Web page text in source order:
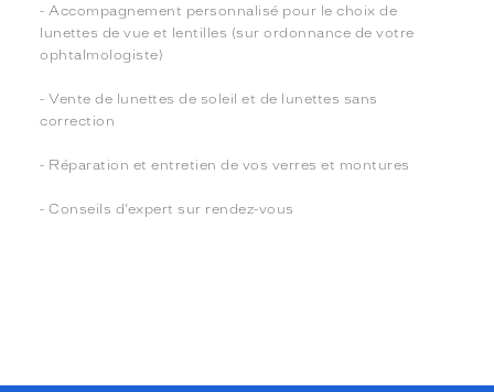
- Accompagnement personnalisé pour le choix de
lunettes de vue et lentilles (sur ordonnance de votre
ophtalmologiste)
- Vente de lunettes de soleil et de lunettes sans
correction
- Réparation et entretien de vos verres et montures
- Conseils d’expert sur rendez-vous